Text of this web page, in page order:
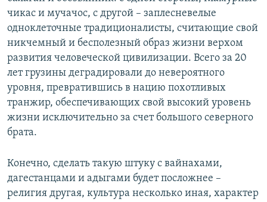
чикас и мучачос, с другой – заплесневелые
одноклеточные традиционалисты, считающие свой
никчемный и бесполезный образ жизни верхом
развития человеческой цивилизации. Всего за 20
лет грузины деградировали до невероятного
уровня, превратившись в нацию похотливых
транжир, обеспечивающих свой высокий уровень
жизни исключительно за счет большого северного
брата.
Конечно, сделать такую штуку с вайнахами,
дагестанцами и адыгами будет посложнее –
религия другая, культура несколько иная, характер